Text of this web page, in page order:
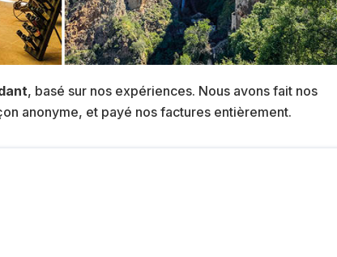
, basé sur nos expériences. Nous avons fait nos
anonyme, et payé nos factures entièrement.